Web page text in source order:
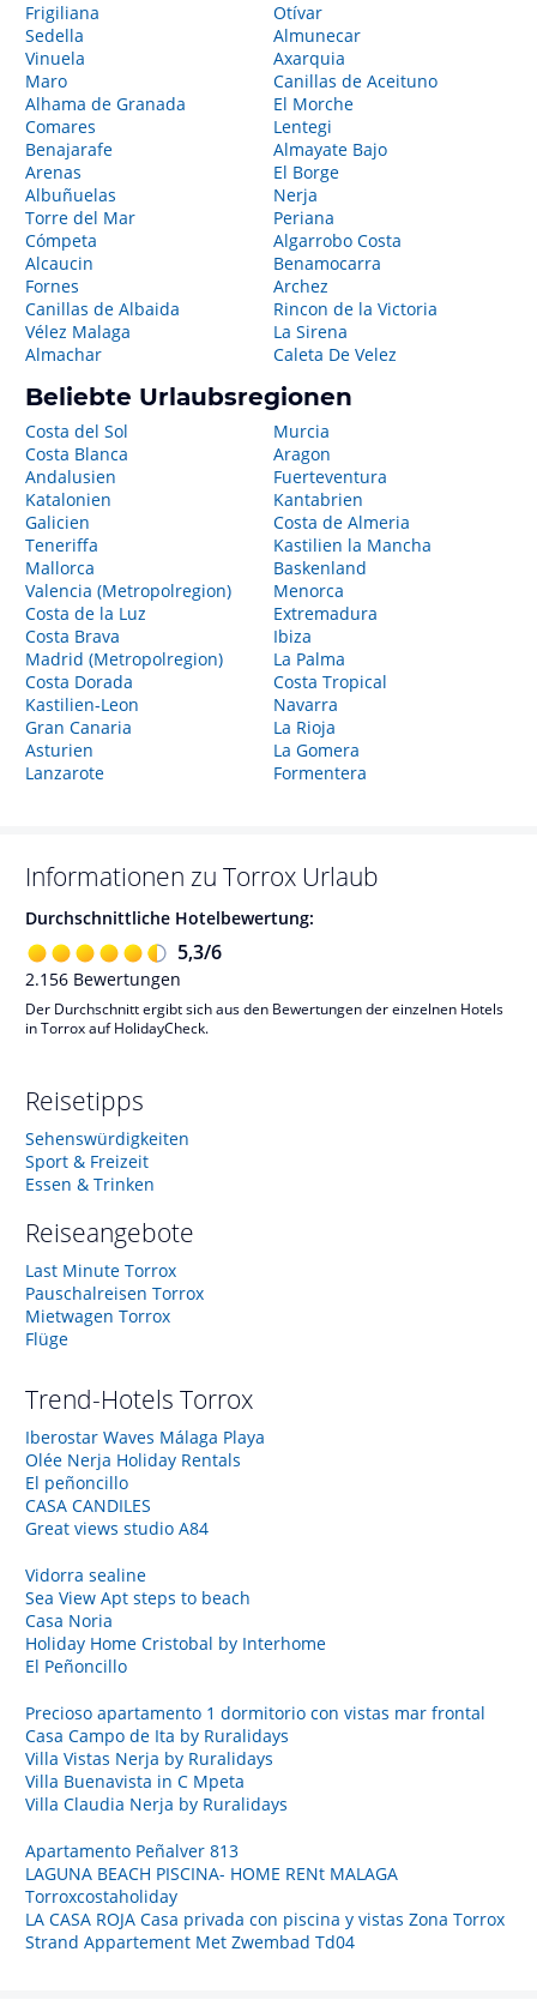
Frigiliana
Sedella
Vinuela
Maro
Alhama de Granada
Comares
Benajarafe
Arenas
Albuñuelas
Torre del Mar
Cómpeta
Alcaucin
Fornes
Canillas de Albaida
Vélez Malaga
Almachar
Otívar
Almunecar
Axarquia
Canillas de Aceituno
El Morche
Lentegi
Almayate Bajo
El Borge
Nerja
Periana
Algarrobo Costa
Benamocarra
Archez
Rincon de la Victoria
La Sirena
Caleta De Velez
Beliebte Urlaubsregionen
Costa del Sol
Costa Blanca
Andalusien
Katalonien
Galicien
Teneriffa
Mallorca
Valencia (Metropolregion)
Costa de la Luz
Costa Brava
Madrid (Metropolregion)
Costa Dorada
Kastilien-Leon
Gran Canaria
Asturien
Lanzarote
Murcia
Aragon
Fuerteventura
Kantabrien
Costa de Almeria
Kastilien la Mancha
Baskenland
Menorca
Extremadura
Ibiza
La Palma
Costa Tropical
Navarra
La Rioja
La Gomera
Formentera
Informationen zu Torrox Urlaub
Durchschnittliche Hotelbewertung:
5,3/6
2.156 Bewertungen
Der Durchschnitt ergibt sich aus den Bewertungen der einzelnen Hotels
in Torrox auf HolidayCheck.
Reisetipps
Sehenswürdigkeiten
Sport & Freizeit
Essen & Trinken
Reiseangebote
Last Minute Torrox
Pauschalreisen Torrox
Mietwagen Torrox
Flüge
Trend-Hotels Torrox
Iberostar Waves Málaga Playa
Olée Nerja Holiday Rentals
El peñoncillo
CASA CANDILES
Great views studio A84
Vidorra sealine
Sea View Apt steps to beach
Casa Noria
Holiday Home Cristobal by Interhome
El Peñoncillo
Precioso apartamento 1 dormitorio con vistas mar frontal
Casa Campo de Ita by Ruralidays
Villa Vistas Nerja by Ruralidays
Villa Buenavista in C Mpeta
Villa Claudia Nerja by Ruralidays
Apartamento Peñalver 813
LAGUNA BEACH PISCINA- HOME RENt MALAGA
Torroxcostaholiday
LA CASA ROJA Casa privada con piscina y vistas Zona Torrox
Strand Appartement Met Zwembad Td04